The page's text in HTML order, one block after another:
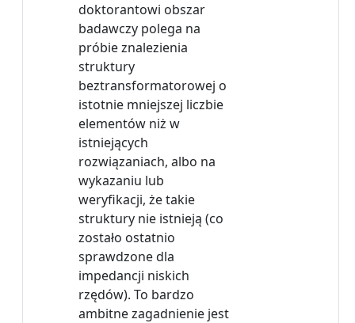
doktorantowi obszar
badawczy polega na
próbie znalezienia
struktury
beztransformatorowej o
istotnie mniejszej liczbie
elementów niż w
istniejących
rozwiązaniach, albo na
wykazaniu lub
weryfikacji, że takie
struktury nie istnieją (co
zostało ostatnio
sprawdzone dla
impedancji niskich
rzędów). To bardzo
ambitne zagadnienie jest